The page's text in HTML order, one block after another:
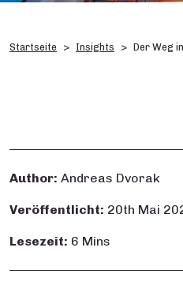
Startseite Insights Der Weg
Author: Andreas Dvorak
Veröffentlicht: 20th Mai
Lesezeit: 6 Mins